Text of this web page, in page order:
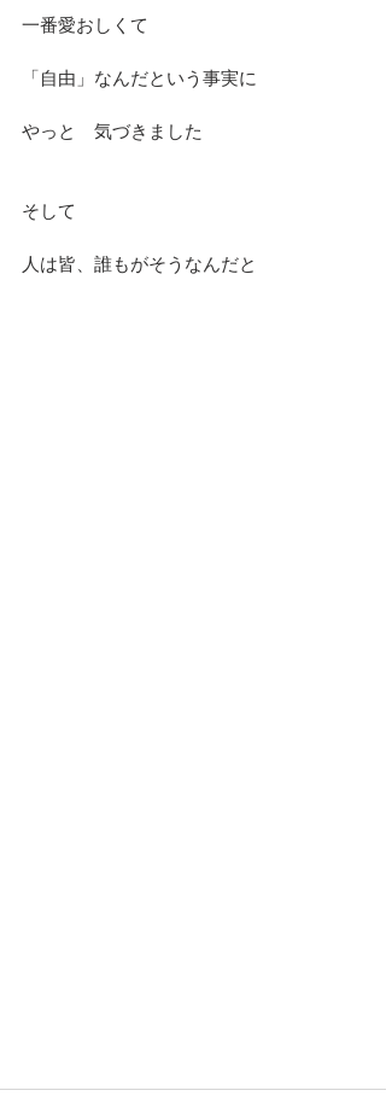
一番愛おしくて
「自由」なんだという事実に
やっと　気づきました
そして
人は皆、誰もがそうなんだと